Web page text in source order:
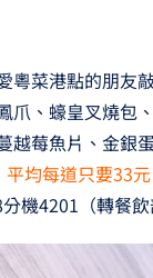
粵菜港點的朋友
爪、蠔皇叉燒包
越莓魚片、金銀
均每道只要33
機4201（轉餐飲